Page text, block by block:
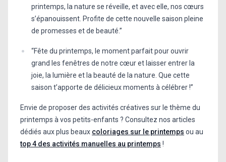
printemps, la nature se réveille, et avec elle, nos cœurs
s’épanouissent. Profite de cette nouvelle saison pleine
de promesses et de beauté.”
“Fête du printemps, le moment parfait pour ouvrir
grand les fenêtres de notre cœur et laisser entrer la
joie, la lumière et la beauté de la nature. Que cette
saison t’apporte de délicieux moments à célébrer !”
Envie de proposer des activités créatives sur le thème du
printemps à vos petits-enfants ? Consultez nos articles
dédiés aux plus beaux coloriages sur le printemps ou au
top 4 des activités manuelles au printemps !